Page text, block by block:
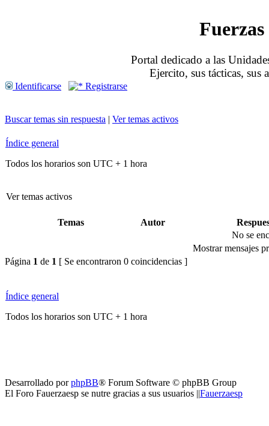
Portal dedicado a las
Ejercito, sus tácticas, sus
Identificarse Registrarse
Buscar temas sin respuesta | Ver temas activos
Índice general
Todos los horarios son UTC + 1 hora
Ver temas activos
Temas Autor
No se
Mostrar mensajes
Página 1 de 1 [ Se encontraron 0 coincidencias ]
Índice general
Todos los horarios son UTC + 1 hora
Desarrollado porphpBB® Forum Software © phpBB Group
El Foro Fauerzaesp se nutre gracias a sus usuarios ||Fauerzaesp